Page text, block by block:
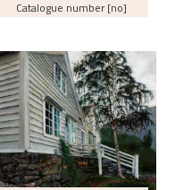
Catalogue number [no]